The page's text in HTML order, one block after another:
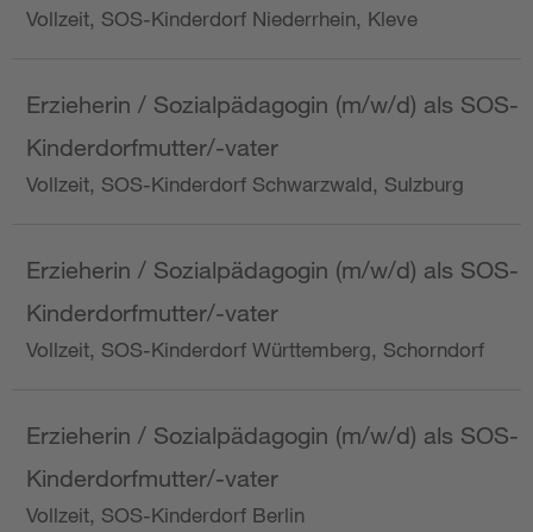
Vollzeit, SOS-Kinderdorf Niederrhein, Kleve
Erzieherin / Sozialpädagogin (m/w/d) als SOS-
Kinderdorfmutter/-vater
Vollzeit, SOS-Kinderdorf Schwarzwald, Sulzburg
Erzieherin / Sozialpädagogin (m/w/d) als SOS-
Kinderdorfmutter/-vater
Vollzeit, SOS-Kinderdorf Württemberg, Schorndorf
Erzieherin / Sozialpädagogin (m/w/d) als SOS-
Kinderdorfmutter/-vater
Vollzeit, SOS-Kinderdorf Berlin